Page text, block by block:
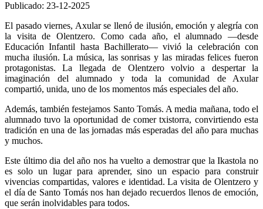
Publicado: 23-12-2025
El pasado viernes, Axular se llenó de ilusión, emoción y alegría con
la visita de Olentzero. Como cada año, el alumnado —desde
Educación Infantil hasta Bachillerato— vivió la celebración con
mucha ilusión. La música, las sonrisas y las miradas felices fueron
protagonistas. La llegada de Olentzero volvio a despertar la
imaginación del alumnado y toda la comunidad de Axular
compartió, unida, uno de los momentos más especiales del año.
Además, también festejamos Santo Tomás. A media mañana, todo el
alumnado tuvo la oportunidad de comer txistorra, convirtiendo esta
tradición en una de las jornadas más esperadas del año para muchas
y muchos.
Este último dia del año nos ha vuelto a demostrar que la Ikastola no
es solo un lugar para aprender, sino un espacio para construir
vivencias compartidas, valores e identidad. La visita de Olentzero y
el día de Santo Tomás nos han dejado recuerdos llenos de emoción,
que serán inolvidables para todos.